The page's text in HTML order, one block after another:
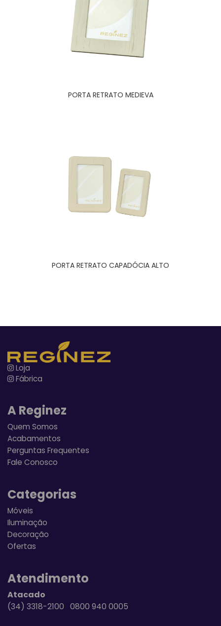
PORTA RETRATO MEDIEVA
PORTA RETRATO CAPADÓCIA ALTO
Loja
Fábrica
A Reginez
Quem Somos
Acabamentos
Perguntas Frequentes
Fale Conosco
Categorias
Móveis
Iluminação
Decoração
Ofertas
Atendimento
Atacado
(34) 3318-2100 0800 940 0005